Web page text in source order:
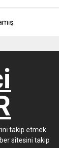
takip etmek
sitesini takip